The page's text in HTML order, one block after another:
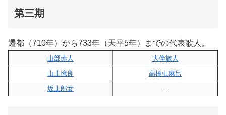
第三期
遷都（710年）から733年（天平5年）までの代表歌人。
山部赤人
大伴旅人
山上憶良
高橋虫麻呂
坂上郎女
–